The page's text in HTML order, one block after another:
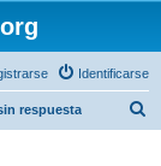
Identificarse
respuesta